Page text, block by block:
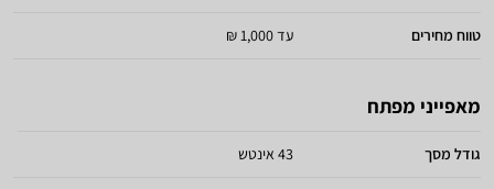
טווח מחירים עד 1,000 ₪
מאפייני מפתח
גודל מסך 43 אינטש